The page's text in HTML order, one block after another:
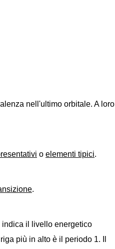
nell'ultimo orbitale. A loro
o elementi tipici.
.
il livello energetico
più in alto è il periodo 1. Il